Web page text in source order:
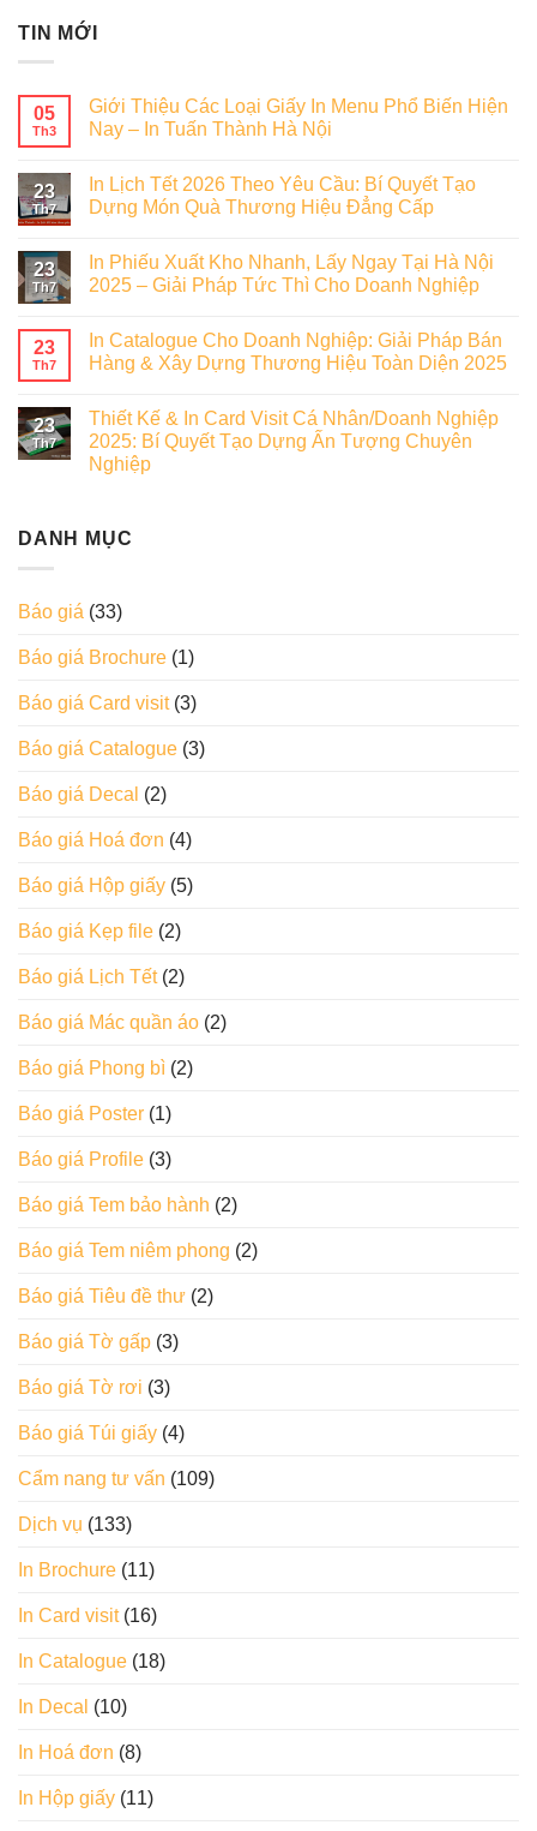
TIN MỚI
05
Th3
Giới Thiệu Các Loại Giấy In Menu Phổ Biến Hiện
Nay – In Tuấn Thành Hà Nội
23
Th7
In Lịch Tết 2026 Theo Yêu Cầu: Bí Quyết Tạo
Dựng Món Quà Thương Hiệu Đẳng Cấp
23
Th7
In Phiếu Xuất Kho Nhanh, Lấy Ngay Tại Hà Nội
2025 – Giải Pháp Tức Thì Cho Doanh Nghiệp
23
Th7
In Catalogue Cho Doanh Nghiệp: Giải Pháp Bán
Hàng & Xây Dựng Thương Hiệu Toàn Diện 2025
23
Th7
Thiết Kế & In Card Visit Cá Nhân/Doanh Nghiệp
2025: Bí Quyết Tạo Dựng Ấn Tượng Chuyên
Nghiệp
DANH MỤC
Báo giá (33)
Báo giá Brochure (1)
Báo giá Card visit(3)
Báo giá Catalogue (3)
Báo giá Decal (2)
Báo giá Hoá đơn (4)
Báo giá Hộp giấy (5)
Báo giá Kẹp file (2)
Báo giá Lịch Tết(2)
Báo giá Mác quần áo (2)
Báo giá Phong bì (2)
Báo giá Poster (1)
Báo giá Profile (3)
Báo giá Tem bảo hành (2)
Báo giá Tem niêm phong (2)
Báo giá Tiêu đề thư (2)
Báo giá Tờ gấp (3)
Báo giá Tờ rơi (3)
Báo giá Túi giấy (4)
Cẩm nang tư vấn (109)
Dịch vụ (133)
In Brochure (11)
In Card visit(16)
In Catalogue (18)
In Decal (10)
In Hoá đơn (8)
In Hộp giấy (11)